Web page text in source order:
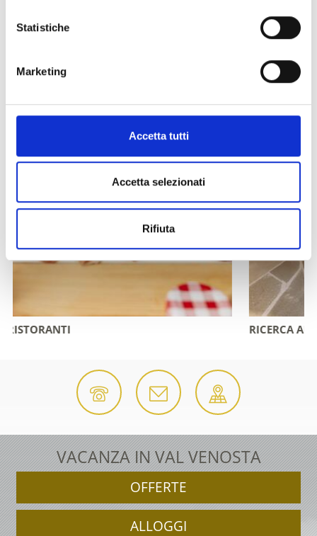
Statistiche
Marketing
Accetta tutti
Accetta selezionati
Rifiuta
Altri link interessanti
VACANZA IN VAL VENOSTA
OFFERTE
ALLOGGI